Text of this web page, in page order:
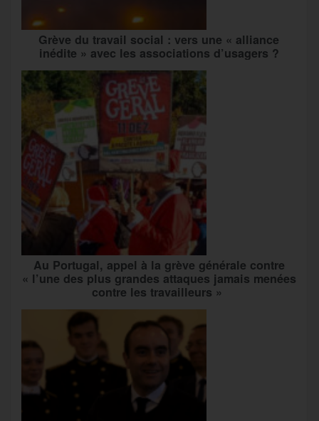
Grève du travail social : vers une « alliance
inédite » avec les associations d’usagers ?
Au Portugal, appel à la grève générale contre
« l’une des plus grandes attaques jamais menées
contre les travailleurs »